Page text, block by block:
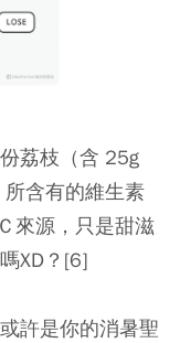
荔枝（含 25g
含有的維生素
來源，只是甜滋
XD？[6]
許是你的消暑聖